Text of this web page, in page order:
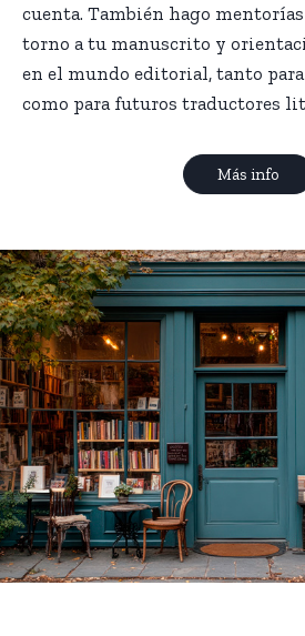
cuenta. También hago
torno a tu manuscrito y
en el mundo editorial, tanto
como para futuros traductores
Más info